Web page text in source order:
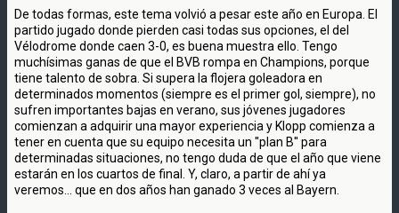
De todas formas, este tema volvió a pesar este año en Europa. El
partido jugado donde pierden casi todas sus opciones, el del
Vélodrome donde caen 3-0, es buena muestra ello. Tengo
muchísimas ganas de que el BVB rompa en Champions, porque
tiene talento de sobra. Si supera la flojera goleadora en
determinados momentos (siempre es el primer gol, siempre), no
sufren importantes bajas en verano, sus jóvenes jugadores
comienzan a adquirir una mayor experiencia y Klopp comienza a
tener en cuenta que su equipo necesita un ''plan B'' para
determinadas situaciones, no tengo duda de que el año que viene
estarán en los cuartos de final. Y, claro, a partir de ahí ya
veremos... que en dos años han ganado 3 veces al Bayern.